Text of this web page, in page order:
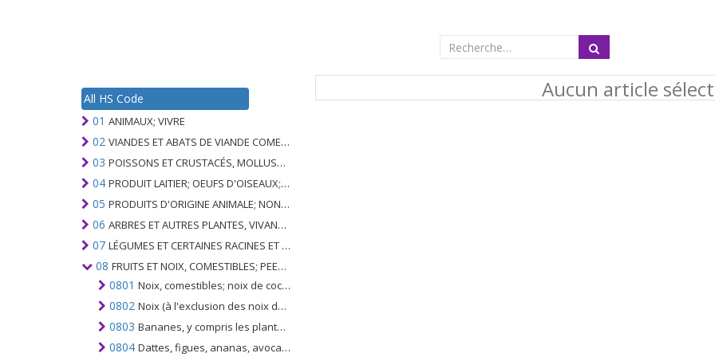
All HS Code
01 ANIMAUX; VIVRE
02 VIANDES ET ABATS DE VIANDE COMESTIBLES
03 POISSONS ET CRUSTACÉS, MOLLUSQUES ET AUTRES INVERTÉBRÉS AQUATIQUES
04 PRODUIT LAITIER; OEUFS D'OISEAUX; MIEL NATUREL; PRODUITS COMESTIBLES D'ORIGINE ANIMALE, NON ÉNUMÉRÉS AILLEURS OU INCLUS
05 PRODUITS D'ORIGINE ANIMALE; NON ÉNUMÉRÉ AILLEURS OU INCLUS
06 ARBRES ET AUTRES PLANTES, VIVANTS; AMPOULES, RACINES ET ANALOGUES; FLEURS COUPEES ET FEUILLAGE ORNEMENTAL
07 LÉGUMES ET CERTAINES RACINES ET TUBERCULES; COMESTIBLE
08 FRUITS ET NOIX, COMESTIBLES; PEEL D'AGRUMES OU DE MELONS
0801 Noix, comestibles; noix de coco, noix du Brésil et noix de cajou, fraîches ou sèches, même sans leurs coques ou décortiquées
0802 Noix (à l'exclusion des noix de coco, du Brésil et des noix de cajou); frais ou séchés, même sans leurs coques ou décortiqués
0803 Bananes, y compris les plantains; frais ou séché
0804 Dattes, figues, ananas, avocats, goyaves, mangues et mangoustans; frais ou séché
Aucun article